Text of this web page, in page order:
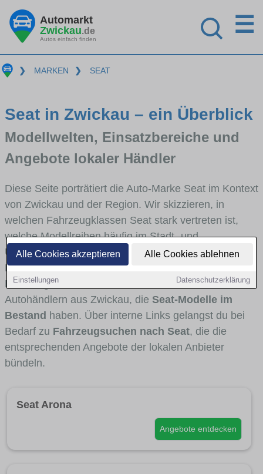
Alle Cookies akzeptieren Alle Cookies ablehnen
Einstellungen Datenschutzerklärung
Automarkt
Zwickau.de
Autos einfach finden
☰
❯ MARKEN ❯ SEAT
Seat in Zwickau – ein Überblick
Modellwelten, Einsatzbereiche und
Angebote lokaler Händler
Diese Seite porträtiert die Auto-Marke Seat im Kontext
von Zwickau und der Region. Wir skizzieren, in
welchen Fahrzeugklassen Seat stark vertreten ist,
welche Modellreihen häufig im Stadt- und
Umlandverkehr zu sehen sind und für welche
Fahrertypen die Marke interessant ist. Viele
Fahrzeuge stammen von Autohäusern und
Autohändlern aus Zwickau, die Seat-Modelle im
Bestand haben. Über interne Links gelangst du bei
Bedarf zu Fahrzeugsuchen nach Seat, die die
entsprechenden Angebote der lokalen Anbieter
bündeln.
Seat Arona
Angebote entdecken